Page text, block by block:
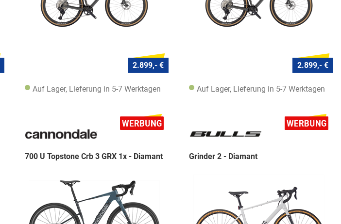
2.899,- €
Auf Lager, Lieferung in 5-7 Werktagen
2.899,- €
Auf Lager, Lieferung in 5-7 Werktagen
700 U Topstone Crb 3 GRX 1x - Diamant Grinder 2 - Diamant